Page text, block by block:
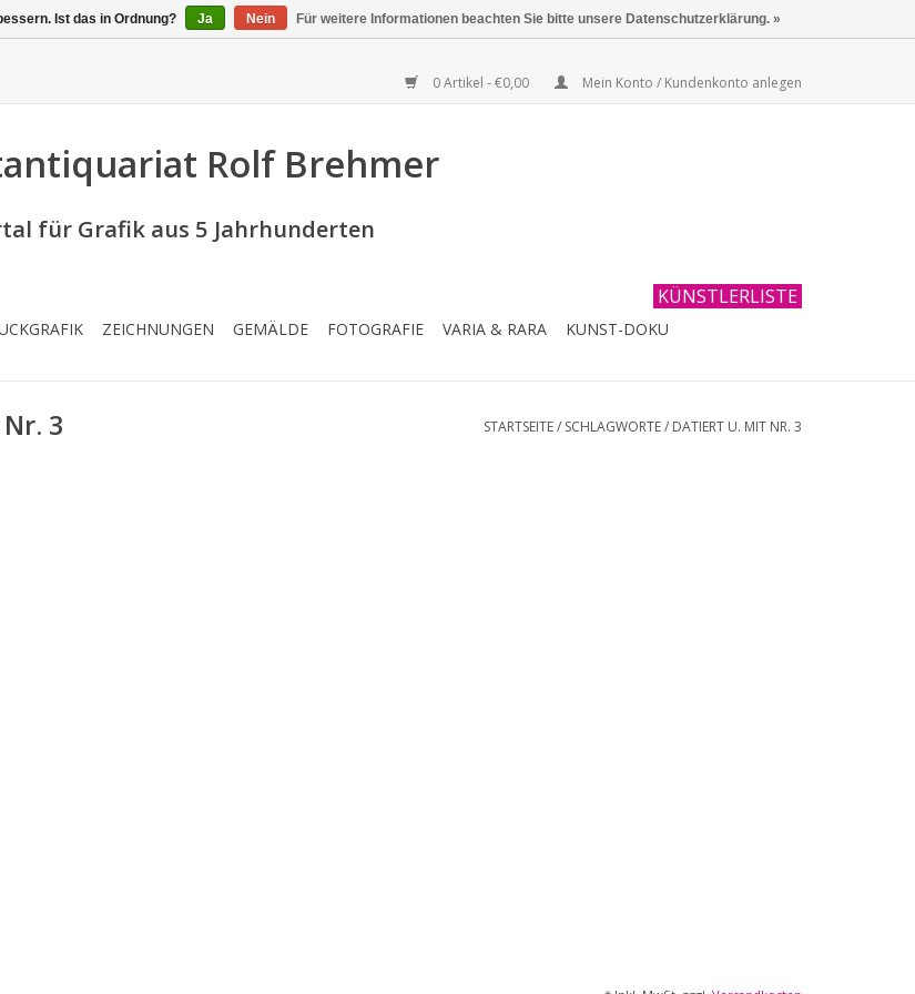
0 Artikel - €0,00 Mein Konto / Kundenkonto anlegen
Rolf Brehmer
für Grafik aus 5 Jahrhunderten
KÜNSTLERLISTE
ZEICHNUNGEN GEMÄLDE FOTOGRAFIE VARIA & RARA KUNST-DOKU
3 STARTSEITE/ SCHLAGWORTE/ DATIERT U. MIT NR. 3
Ist das in Ordnung? Ja Nein Für weitere Informationen beachten Sie bitte unsere Datenschutzerklärung. »